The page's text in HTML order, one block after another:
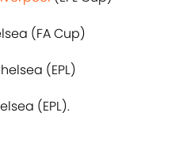
(FA Cup)
(EPL)
(EPL).